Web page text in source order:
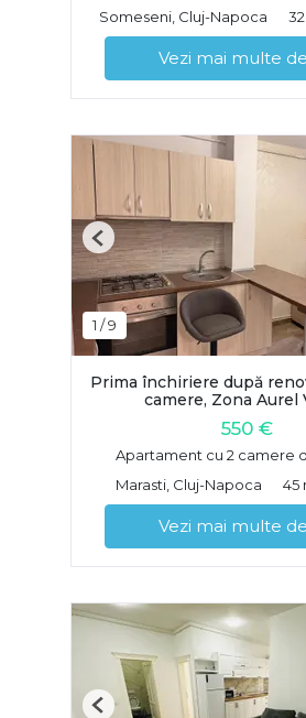
Someseni, Cluj-Napoca
Vezi mai multe
1 /9
Previous
Prima închiriere după
camere, Zona Aurel
550 €
Apartament cu 2 camere
Marasti, Cluj-Napoca
45
Vezi mai multe
Previous